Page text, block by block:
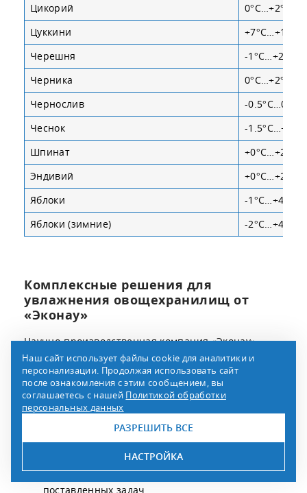
Цикорий
0°С…+2°С
Цуккини
+7°С…+10°С
Черешня
-1°С…+2°С
Черника
0°С…+2°С
Чернослив
-0.5°С…0°С
Чеснок
-1.5°С…+2°С
Шпинат
+0°С…+2°С
Эндивий
+0°С…+2°С
Яблоки
-1°С…+4°С
Яблоки (зимние)
-2°С…+4°С
Комплексные решения для
увлажнения овощехранилищ от
«Эконау»
Научно-производственная компания «Эконау»
осуществляет полный цикл работ по
проектированию и поставке оборудования для
увлажнения воздуха в овощехранилищах.
Проанализируем ситуацию на
объекте. Выполним необходимые расчеты и
предложим несколько вариантов решения
поставленных задач.
Наш сайт использует файлы cookie для аналитики и
персонализации. Продолжая использовать сайт
после ознакомления с этим сообщением, вы
соглашаетесь с нашей Политикой обработки
персональных данных
РАЗРЕШИТЬ ВСЕ
НАСТРОЙКА